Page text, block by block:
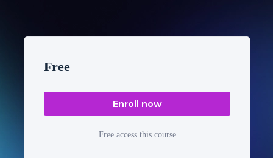
Free
Enroll now
Free access this course